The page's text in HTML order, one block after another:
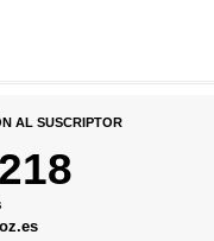
AL SUSCRIPTOR